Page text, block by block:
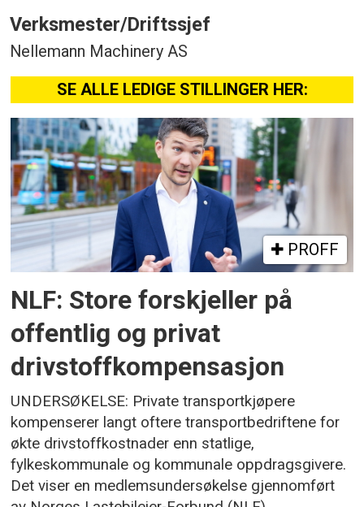
Verksmester/Driftssjef
Nellemann Machinery AS
SE ALLE LEDIGE STILLINGER HER:
PROFF
NLF: Store forskjeller på
offentlig og privat
drivstoffkompensasjon
UNDERSØKELSE: Private transportkjøpere
kompenserer langt oftere transportbedriftene for
økte drivstoffkostnader enn statlige,
fylkeskommunale og kommunale oppdragsgivere.
Det viser en medlemsundersøkelse gjennomført